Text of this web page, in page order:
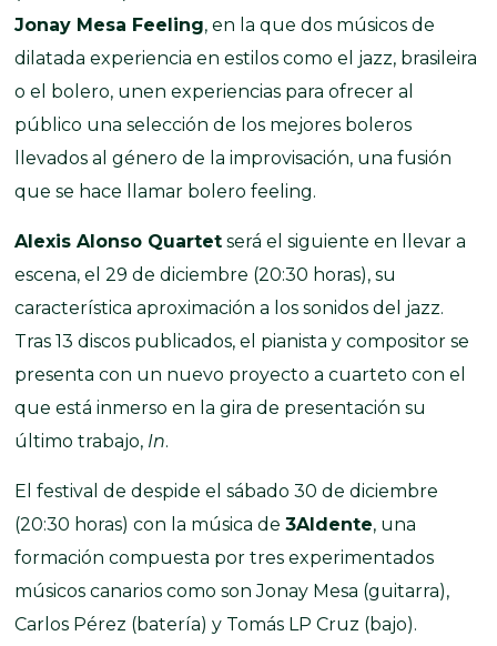
Jonay Mesa Feeling, en la que dos músicos de
dilatada experiencia en estilos como el jazz, brasileira
o el bolero, unen experiencias para ofrecer al
público una selección de los mejores boleros
llevados al género de la improvisación, una fusión
que se hace llamar bolero feeling.
Alexis Alonso Quartet será el siguiente en llevar a
escena, el 29 de diciembre (20:30 horas), su
característica aproximación a los sonidos del jazz.
Tras 13 discos publicados, el pianista y compositor se
presenta con un nuevo proyecto a cuarteto con el
que está inmerso en la gira de presentación su
último trabajo, In.
El festival de despide el sábado 30 de diciembre
(20:30 horas) con la música de3Aldente, una
formación compuesta por tres experimentados
músicos canarios como son Jonay Mesa (guitarra),
Carlos Pérez (batería) y Tomás LP Cruz (bajo).